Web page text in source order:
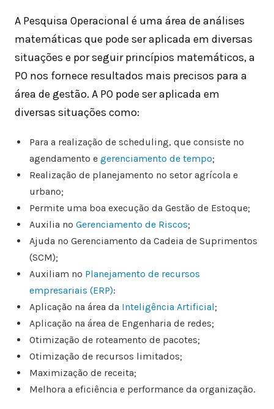
A Pesquisa Operacional é uma área de análises
matemáticas que pode ser aplicada em diversas
situações e por seguir princípios matemáticos, a
PO nos fornece resultados mais precisos para a
área de gestão. A PO pode ser aplicada em
diversas situações como:
Para a realização de scheduling, que consiste no
agendamento e gerenciamento de tempo;
Realização de planejamento no setor agrícola e
urbano;
Permite uma boa execução da Gestão de Estoque;
Auxilia no Gerenciamento de Riscos;
Ajuda no Gerenciamento da Cadeia de Suprimentos
(SCM);
Auxiliam no Planejamento de recursos
empresariais (ERP):
Aplicação na área da Inteligência Artificial;
Aplicação na área de Engenharia de redes;
Otimização de roteamento de pacotes;
Otimização de recursos limitados;
Maximização de receita;
Melhora a eficiência e performance da organização.